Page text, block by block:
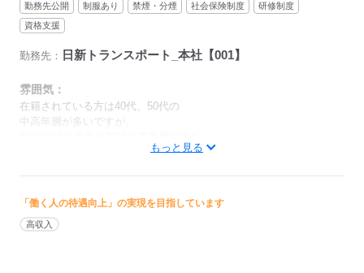
安心して始められるお仕事です！
未経験からスタートする方でも安心して
家族とともに新しい一歩を踏み出す
まずはお気軽にお問い合わせください◎
勤務先公開 制服あり 禁煙・分煙 社会保険制度
研修制度
資格支援
勤務先： 日新トランスポート_本社【001】
雰囲気：
在籍されている方は40代、50代の
中高年層が多いですが、
一人前に成長することが可能です！
仕事の仕方
もっと見る
「働く人の待遇向上」の実現を目指しています
高収入